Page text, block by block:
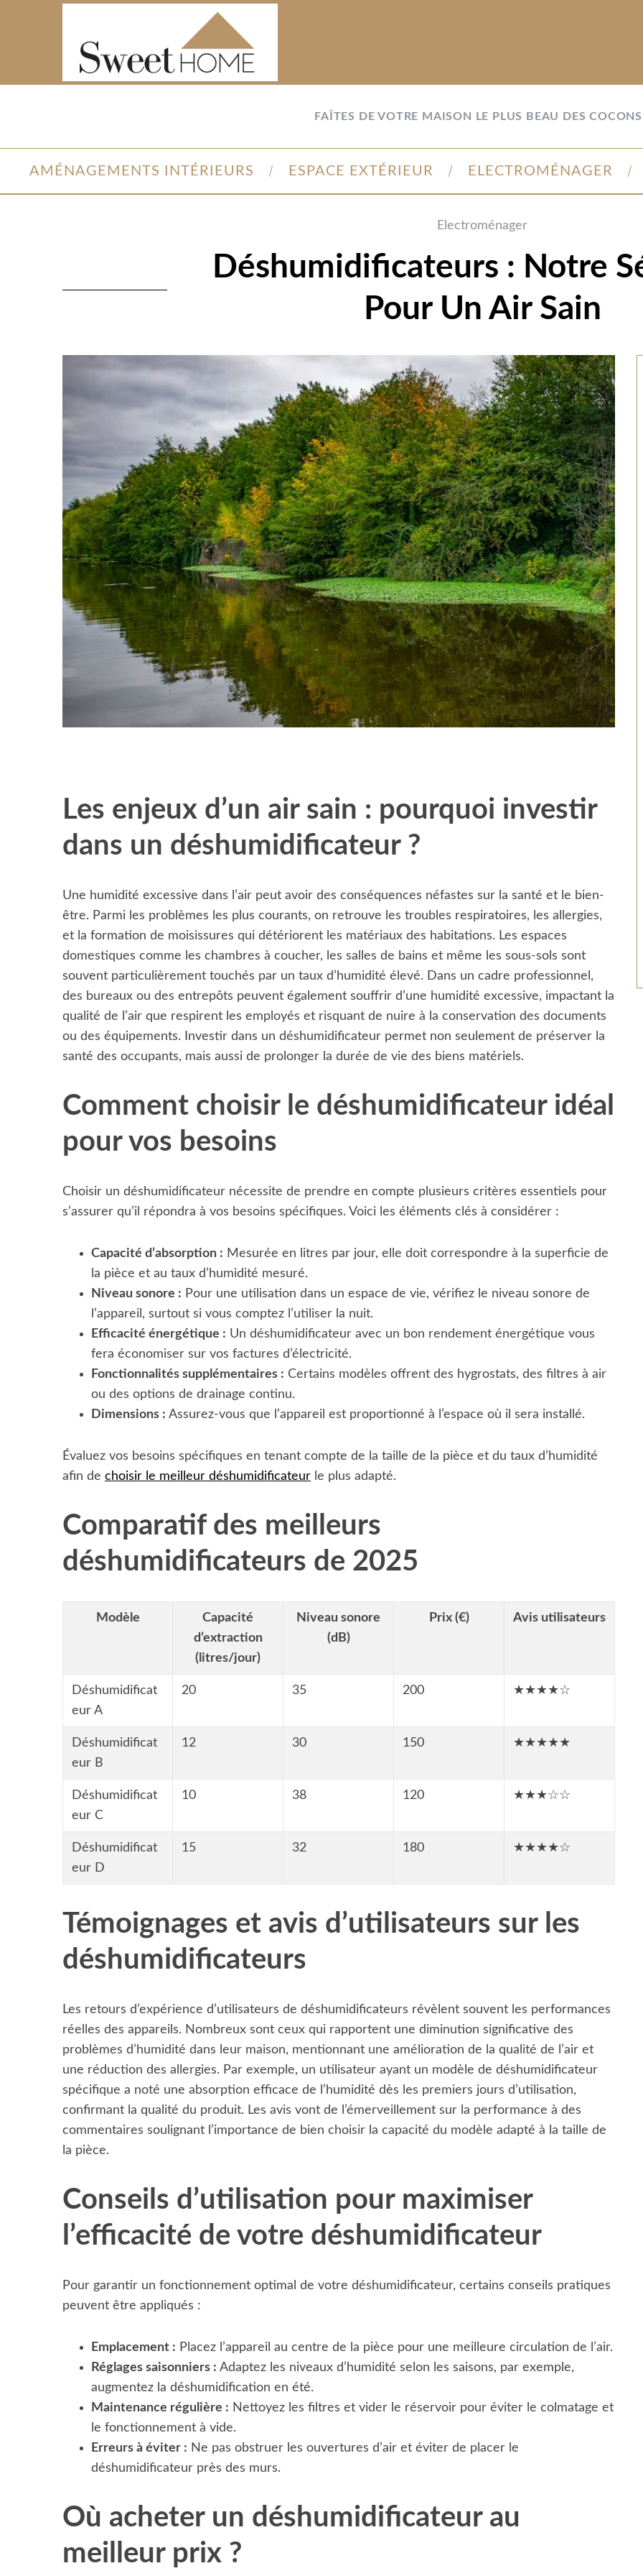
FAÎTES DE VOTRE MAISON LE PLUS BEAU DES
AMÉNAGEMENTS INTÉRIEURS ESPACE EXTÉRIEUR ELECTROMÉNAGER
Electroménager
Déshumidificateurs : Notre
Pour Un Air Sain
Les enjeux d’un air sain : pourquoi investir
dans un déshumidificateur ?
Une humidité excessive dans l’air peut avoir des conséquences néfastes sur la santé et le bien-
être. Parmi les problèmes les plus courants, on retrouve les troubles respiratoires, les allergies,
et la formation de moisissures qui détériorent les matériaux des habitations. Les espaces
domestiques comme les chambres à coucher, les salles de bains et même les sous-sols sont
souvent particulièrement touchés par un taux d’humidité élevé. Dans un cadre professionnel,
des bureaux ou des entrepôts peuvent également souffrir d’une humidité excessive, impactant la
qualité de l’air que respirent les employés et risquant de nuire à la conservation des documents
ou des équipements. Investir dans un déshumidificateur permet non seulement de préserver la
santé des occupants, mais aussi de prolonger la durée de vie des biens matériels.
Comment choisir le déshumidificateur idéal
pour vos besoins
Choisir un déshumidificateur nécessite de prendre en compte plusieurs critères essentiels pour
s’assurer qu’il répondra à vos besoins spécifiques. Voici les éléments clés à considérer :
Capacité d’absorption : Mesurée en litres par jour, elle doit correspondre à la superficie de
la pièce et au taux d’humidité mesuré.
Niveau sonore : Pour une utilisation dans un espace de vie, vérifiez le niveau sonore de
l’appareil, surtout si vous comptez l’utiliser la nuit.
Efficacité énergétique : Un déshumidificateur avec un bon rendement énergétique vous
fera économiser sur vos factures d’électricité.
Fonctionnalités supplémentaires : Certains modèles offrent des hygrostats, des filtres à air
ou des options de drainage continu.
Dimensions : Assurez-vous que l’appareil est proportionné à l’espace où il sera installé.
Évaluez vos besoins spécifiques en tenant compte de la taille de la pièce et du taux d’humidité
afin de choisir le meilleur déshumidificateur le plus adapté.
Comparatif des meilleurs
déshumidificateurs de 2025
Modèle
Capacité
d’extraction
(litres/jour)
Niveau sonore
(dB)
Prix (€) Avis utilisateurs
Déshumidificat
eur A
20 35 200 ★★★★☆
Déshumidificat
eur B
12 30 150 ★★★★★
Déshumidificat
eur C
10 38 120 ★★★☆☆
Déshumidificat
eur D
15 32 180 ★★★★☆
Témoignages et avis d’utilisateurs sur les
déshumidificateurs
Les retours d’expérience d’utilisateurs de déshumidificateurs révèlent souvent les performances
réelles des appareils. Nombreux sont ceux qui rapportent une diminution significative des
problèmes d’humidité dans leur maison, mentionnant une amélioration de la qualité de l’air et
une réduction des allergies. Par exemple, un utilisateur ayant un modèle de déshumidificateur
spécifique a noté une absorption efficace de l’humidité dès les premiers jours d’utilisation,
confirmant la qualité du produit. Les avis vont de l’émerveillement sur la performance à des
commentaires soulignant l’importance de bien choisir la capacité du modèle adapté à la taille de
la pièce.
Conseils d’utilisation pour maximiser
l’efficacité de votre déshumidificateur
Pour garantir un fonctionnement optimal de votre déshumidificateur, certains conseils pratiques
peuvent être appliqués :
Emplacement : Placez l’appareil au centre de la pièce pour une meilleure circulation de l’air.
Réglages saisonniers : Adaptez les niveaux d’humidité selon les saisons, par exemple,
augmentez la déshumidification en été.
Maintenance régulière : Nettoyez les filtres et vider le réservoir pour éviter le colmatage et
le fonctionnement à vide.
Erreurs à éviter : Ne pas obstruer les ouvertures d’air et éviter de placer le
déshumidificateur près des murs.
Où acheter un déshumidificateur au
meilleur prix ?
Aménager une petite terrasse
pour l’été 2026 : le guide
complet
Aménager un espace extérieur
fonctionnel: conseils pratiques
Ce qu’une réfection ratée m’a
appris sur le choix d’un couvreur
Révélation de genre : organiser
la fête sans se compliquer la vie
S
e
a
f
o